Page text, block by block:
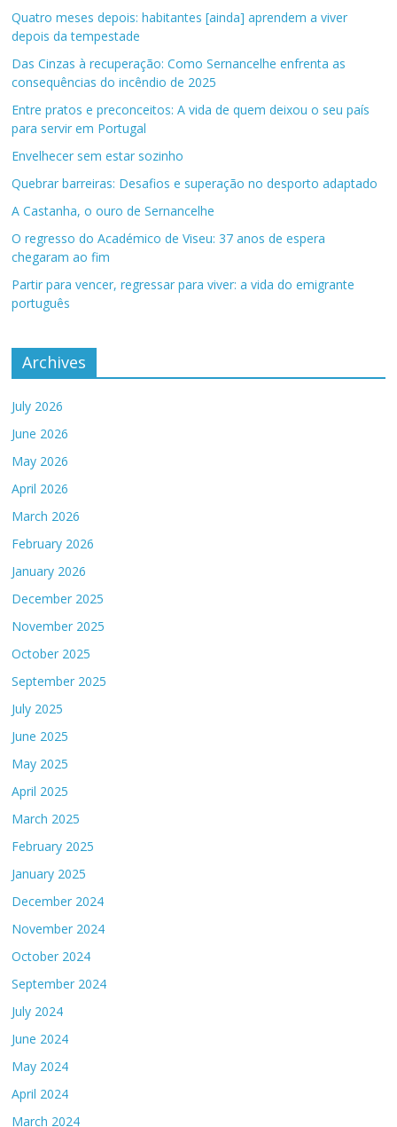
Quatro meses depois: habitantes [ainda] aprendem a viver
depois da tempestade
Das Cinzas à recuperação: Como Sernancelhe enfrenta as
consequências do incêndio de 2025
Entre pratos e preconceitos: A vida de quem deixou o seu país
para servir em Portugal
Envelhecer sem estar sozinho
Quebrar barreiras: Desafios e superação no desporto adaptado
A Castanha, o ouro de Sernancelhe
O regresso do Académico de Viseu: 37 anos de espera
chegaram ao fim
Partir para vencer, regressar para viver: a vida do emigrante
português
Archives
July 2026
June 2026
May 2026
April 2026
March 2026
February 2026
January 2026
December 2025
November 2025
October 2025
September 2025
July 2025
June 2025
May 2025
April 2025
March 2025
February 2025
January 2025
December 2024
November 2024
October 2024
September 2024
July 2024
June 2024
May 2024
April 2024
March 2024